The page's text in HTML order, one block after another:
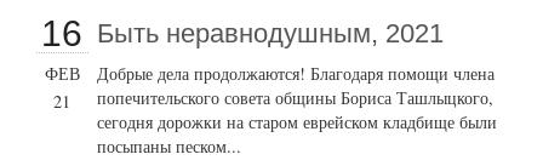
16
ФЕВ
21
Быть неравнодушным, 2021
Добрые дела продолжаются! Благодаря помощи члена
попечительского совета общины Бориса Ташлыцкого,
сегодня дорожки на старом еврейском кладбище были
посыпаны песком...